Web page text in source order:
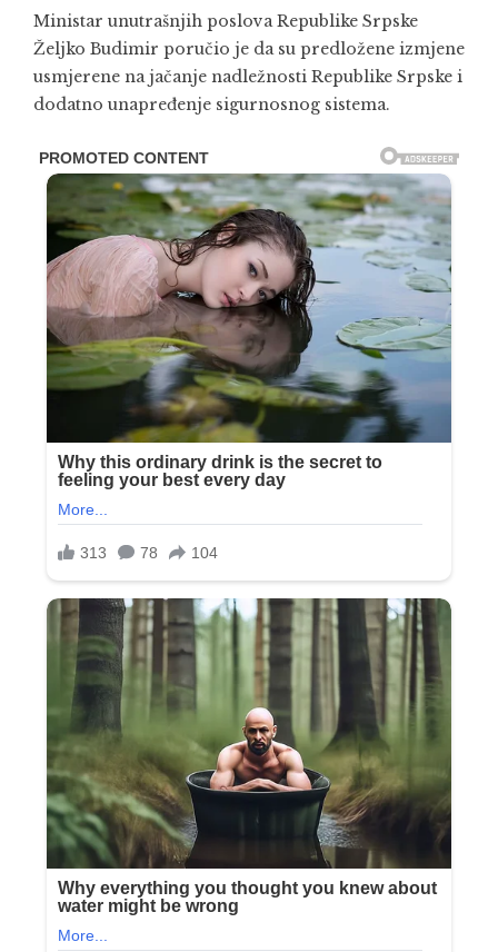
Ministar unutrašnjih poslova Republike Srpske
Željko Budimir poručio je da su predložene izmjene
usmjerene na jačanje nadležnosti Republike Srpske i
dodatno unapređenje sigurnosnog sistema.